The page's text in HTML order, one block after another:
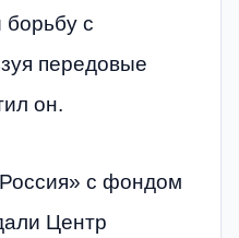
с
передовые
он.
с фондом
Центр